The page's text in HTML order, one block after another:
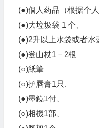
(●)個人药品（根据个人
(●)大垃圾袋 1 个、
(●)2升以上水袋或者水
(●)登山杖1－2根
(○)紙筆
(○)护唇膏1只、
(●)墨鏡1付、
(○)相機1部、